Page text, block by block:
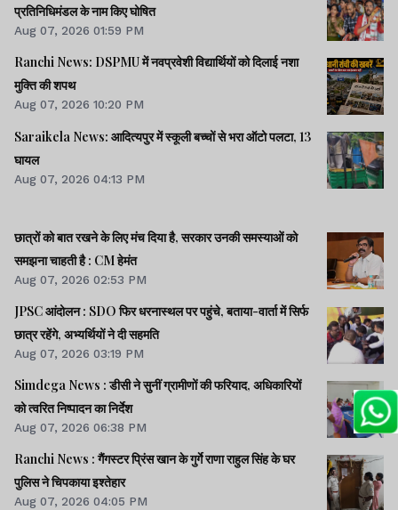
प्रतिनिधिमंडल के नाम किए घोषित
Aug 07, 2026 01:59 PM
Ranchi News: DSPMU में नवप्रवेशी विद्यार्थियों को दिलाई नशा
मुक्ति की शपथ
Aug 07, 2026 10:20 PM
Saraikela News: आदित्यपुर में स्कूली बच्चों से भरा ऑटो पलटा, 13
घायल
Aug 07, 2026 04:13 PM
छात्रों को बात रखने के लिए मंच दिया है, सरकार उनकी समस्याओं को
समझना चाहती है : CM हेमंत
Aug 07, 2026 02:53 PM
JPSC आंदोलन : SDO फिर धरनास्थल पर पहुंचे, बताया-वार्ता में सिर्फ
छात्र रहेंगे, अभ्यर्थियों ने दी सहमति
Aug 07, 2026 03:19 PM
Simdega News : डीसी ने सुनीं ग्रामीणों की फरियाद, अधिकारियों
को त्वरित निष्पादन का निर्देश
Aug 07, 2026 06:38 PM
Ranchi News : गैंगस्टर प्रिंस खान के गुर्गे राणा राहुल सिंह के घर
पुलिस ने चिपकाया इश्तेहार
Aug 07, 2026 04:05 PM